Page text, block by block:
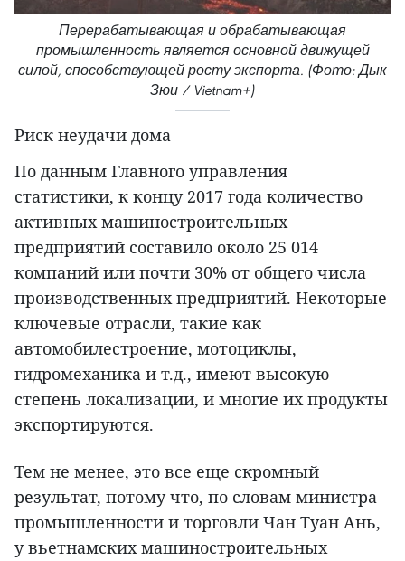
Перерабатывающая и обрабатывающая
промышленность является основной движущей
силой, способствующей росту экспорта. (Фото: Дык
Зюи / Vietnam+)
Риск неудачи дома
По данным Главного управления
статистики, к концу 2017 года количество
активных машиностроительных
предприятий составило около 25 014
компаний или почти 30% от общего числа
производственных предприятий. Некоторые
ключевые отрасли, такие как
автомобилестроение, мотоциклы,
гидромеханика и т.д., имеют высокую
степень локализации, и многие их продукты
экспортируются.
Тем не менее, это все еще скромный
результат, потому что, по словам министра
промышленности и торговли Чан Туан Ань,
у вьетнамских машиностроительных